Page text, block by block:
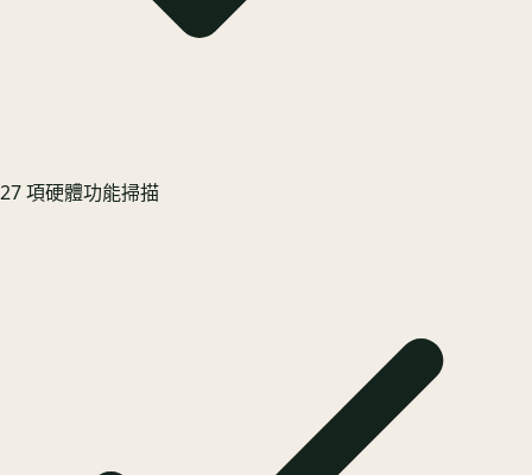
27 項硬體功能掃描